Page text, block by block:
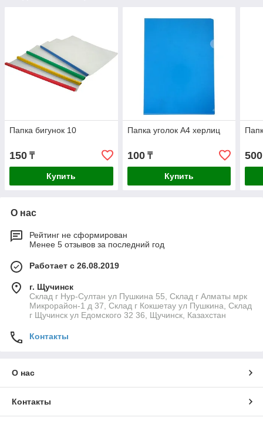
Папка бигунок 10
150 ₸
Купить
Папка уголок А4 херлиц
100₸
Купить
500
О нас
Рейтинг не сформирован
Менее 5 отзывов за последний год
Работает с 26.08.2019
г. Щучинск
Склад г Нур-Султан ул Пушкина 55, Склад г Алматы мрк
Микрорайон-1 д 37, Склад г Кокшетау ул Пушкина, Склад
г Щучинск ул Едомского 32 36, Щучинск, Казахстан
Контакты
О нас
Контакты